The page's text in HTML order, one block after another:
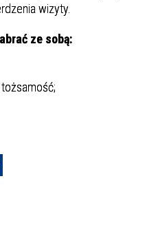
wizyty.
ze sobą: